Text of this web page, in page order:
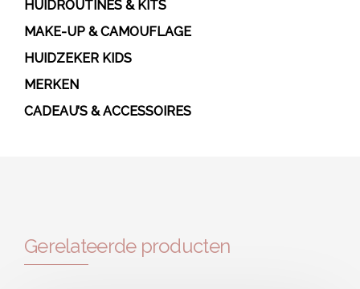
HUIDROUTINES & KITS
MAKE-UP & CAMOUFLAGE
HUIDZEKER KIDS
MERKEN
CADEAU’S & ACCESSOIRES
Gerelateerde producten